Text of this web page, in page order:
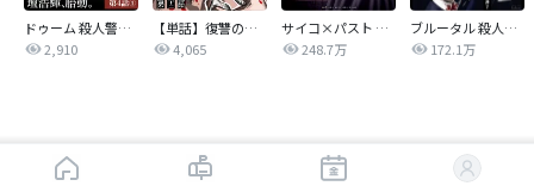
ドゥーム 殺人警察官の断罪録 分冊版
2,910
【単話】復讐の同窓会
4,065
サイコ×パスト 猟奇殺人潜入捜査
248.7万
ブルータル 殺人警察官の告白
172.1万